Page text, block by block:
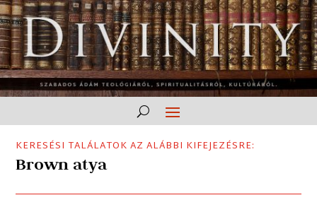
KERESÉSI TALÁLATOK AZ ALÁBBI KIFEJEZÉSRE:
Brown atya